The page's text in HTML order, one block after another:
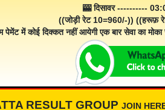
🎰 दिसावर ----------
((जोड़ी रेट 10=960/-)) ((हरूफ़
पेमेंट में कोई दिक्कत नहीं आयेगी एक बार सेवा का
RESULT GROUP JOIN